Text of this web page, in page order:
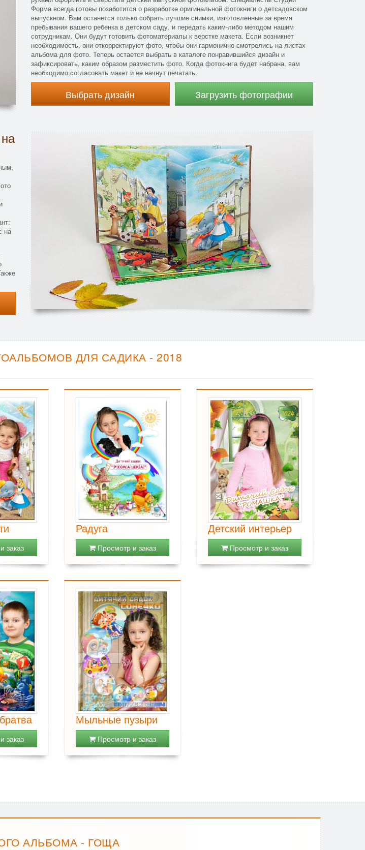
Форма всегда готовы позаботится о разработке оригинальной фотокниги о детсадовском
выпускном. Вам останется только собрать лучшие снимки, изготовленные за время
пребывания вашего ребенка в детском саду, и передать каким-либо методом нашим
сотрудникам. Они будут готовить фотоматериалы к верстке макета. Если возникнет
необходимость, они откорректируют фото, чтобы они гармонично смотрелись на листах
альбома для фото. Теперь остается выбрать в каталоге понравившийся дизайн и
зафиксировать, каким образом разместить фото. Когда фотокнига будет набрана, вам
необходимо согласовать макет и ее начнут печатать.
Выбрать дизайн Загрузить фотографии
на
ДЛЯ САДИКА - 2018
заказ
Радуга
Просмотр и заказ
Детский интерьер
Просмотр и заказ
заказ
Мыльные пузыри
Просмотр и заказ
АЛЬБОМА - ГОЩА